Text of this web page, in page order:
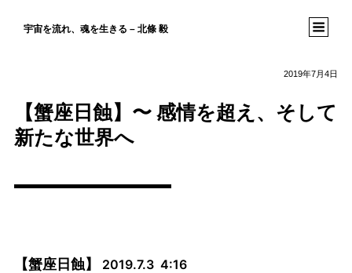
宇宙を流れ、魂を生きる – 北條 毅
【蟹座日蝕】〜 感情を超え、そして
新たな世界へ
2019年7月4日
【蟹座日蝕】 2019.7.3 4:16